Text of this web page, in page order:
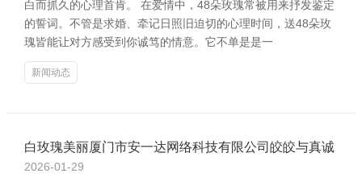
白而抓久的心理首肯。 在爱情中，48朵玫瑰常被用来抒发鉴定
的誓词。不管是求婚、牵记日照旧迫切的心理时间，送48朵玫
瑰皆能让对方感受到你诚笃的情意。它不单是是一
新闻动态
白玫瑰美丽厦门市安一达网络科技有限公司皎皎与真诚
2026-01-29